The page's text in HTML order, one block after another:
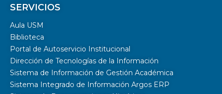
SERVICIOS
Aula USM
Biblioteca
Portal de Autoservicio Institucional
Dirección de Tecnologías de la Información
Sistema de Información de Gestión Académica
Sistema Integrado de Información Argos ERP